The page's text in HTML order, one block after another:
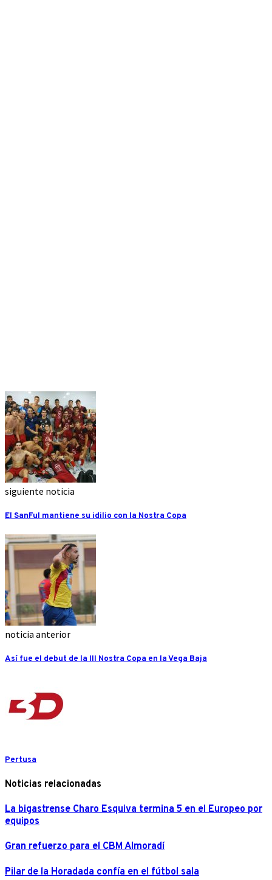
siguiente noticia
El SanFul mantiene su idilio con la Nostra Copa
noticia anterior
Así fue el debut de la III Nostra Copa en la Vega Baja
Pertusa
Noticias relacionadas
La bigastrense Charo Esquiva termina 5 en el Europeo por
equipos
Gran refuerzo para el CBM Almoradí
Pilar de la Horadada confía en el fútbol sala